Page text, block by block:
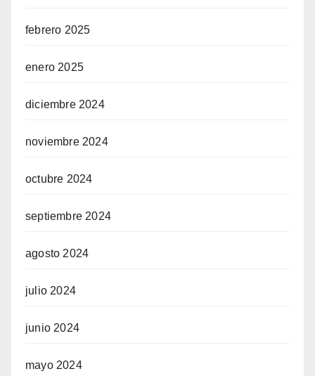
febrero 2025
enero 2025
diciembre 2024
noviembre 2024
octubre 2024
septiembre 2024
agosto 2024
julio 2024
junio 2024
mayo 2024